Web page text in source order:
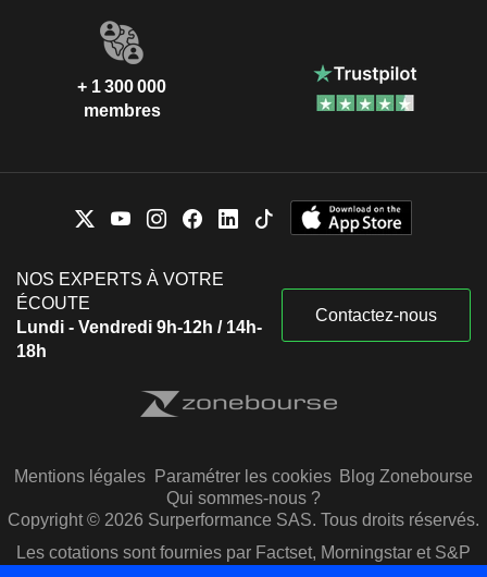
+ 1 300 000
membres
NOS EXPERTS À VOTRE
ÉCOUTE
Lundi - Vendredi 9h-12h / 14h-
18h
Contactez-nous
Mentions légales Paramétrer les cookies Blog Zonebourse
Qui sommes-nous ?
Copyright © 2026 Surperformance SAS. Tous droits réservés.
Les cotations sont fournies par Factset, Morningstar et S&P